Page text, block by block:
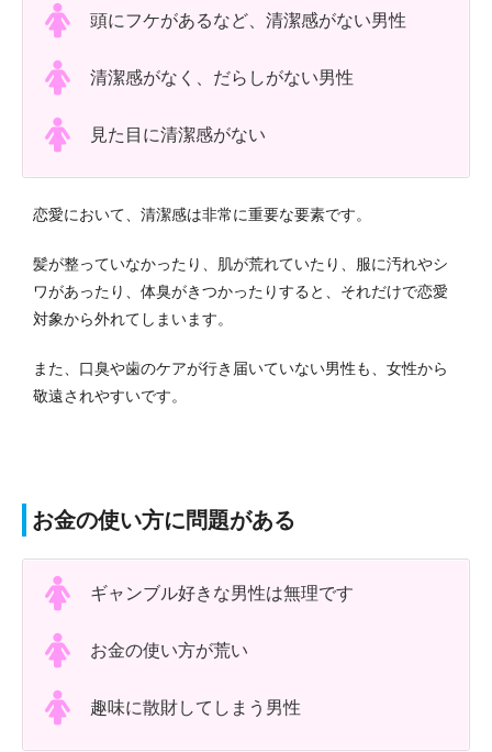
頭にフケがあるなど、清潔感がない男性
清潔感がなく、だらしがない男性
見た目に清潔感がない
恋愛において、清潔感は非常に重要な要素です。
髪が整っていなかったり、肌が荒れていたり、服に汚れやシ
ワがあったり、体臭がきつかったりすると、それだけで恋愛
対象から外れてしまいます。
また、口臭や歯のケアが行き届いていない男性も、女性から
敬遠されやすいです。
お金の使い方に問題がある
ギャンブル好きな男性は無理です
お金の使い方が荒い
趣味に散財してしまう男性